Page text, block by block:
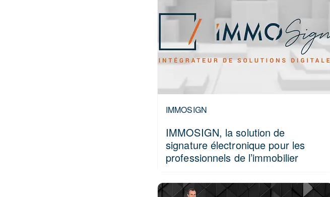
IMMOSIGN
IMMOSIGN, la solution de
signature électronique pour les
professionnels de l’immobilier